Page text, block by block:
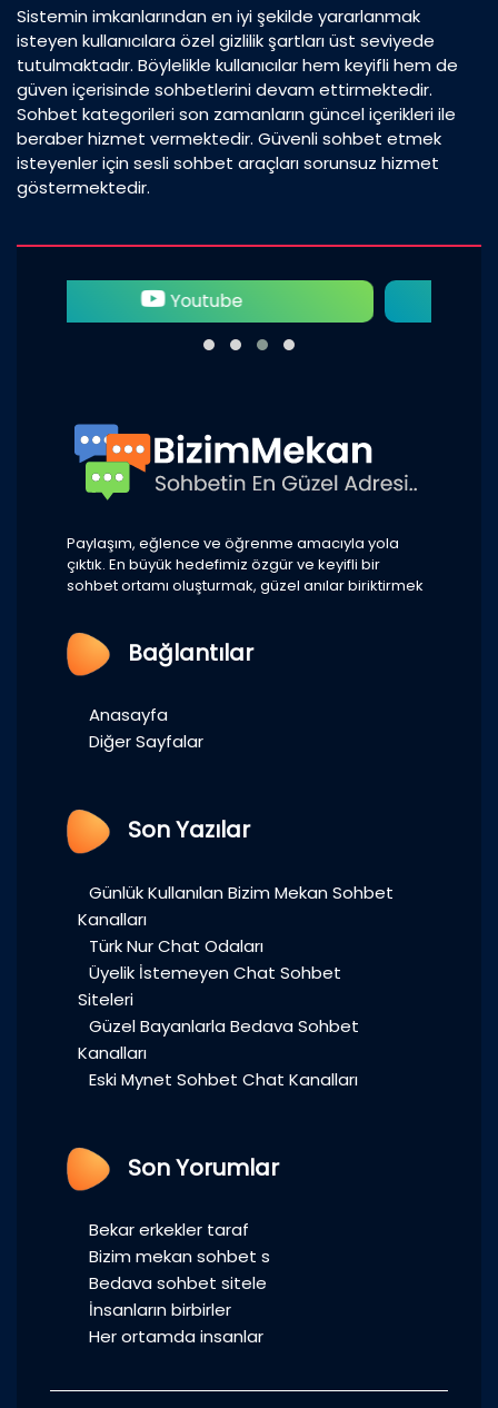
Sistemin imkanlarından en iyi şekilde yararlanmak
isteyen kullanıcılara özel gizlilik şartları üst seviyede
tutulmaktadır. Böylelikle kullanıcılar hem keyifli hem de
güven içerisinde sohbetlerini devam ettirmektedir.
Sohbet kategorileri son zamanların güncel içerikleri ile
beraber hizmet vermektedir. Güvenli sohbet etmek
isteyenler için sesli sohbet araçları sorunsuz hizmet
göstermektedir.
Twitter
Paylaşım, eğlence ve öğrenme amacıyla yola
çıktık. En büyük hedefimiz özgür ve keyifli bir
sohbet ortamı oluşturmak, güzel anılar biriktirmek
Bağlantılar
Anasayfa
Diğer Sayfalar
Son Yazılar
Günlük Kullanılan Bizim Mekan Sohbet
Kanalları
Türk Nur Chat Odaları
Üyelik İstemeyen Chat Sohbet
Siteleri
Güzel Bayanlarla Bedava Sohbet
Kanalları
Eski Mynet Sohbet Chat Kanalları
Son Yorumlar
Bekar erkekler taraf
Bizim mekan sohbet s
Bedava sohbet sitele
İnsanların birbirler
Her ortamda insanlar